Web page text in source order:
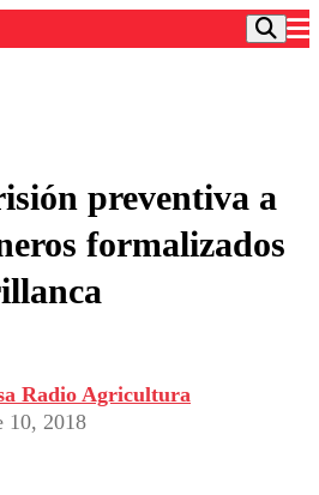
TV
Chilena
en medios
preventiva a
formalizados
Radio Agricultura
10, 2018